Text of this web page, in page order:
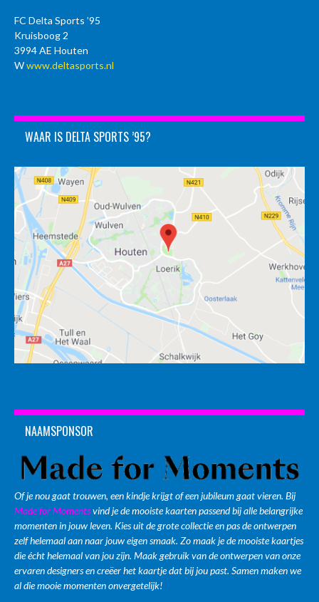
FC Delta Sports ’95
Kruisboog 2
3994 AE Houten
Wwww.deltasports.nl
WAAR IS DELTA SPORTS ’95?
NAAMSPONSOR
Of je nou gaat trouwen, een kindje krijgt of een jubileum gaat vieren. Bij
Made for Momentsvind je de mooiste kaarten passend bij alle belangrijke
momenten in jouw leven. Kies uit de grote collectie en pas de ontwerpen
zelf helemaal aan naar jouw eigen smaak. Zo maak je de mooiste kaartjes
die écht helemaal van jou zijn. Maak gebruik van de ontwerpen van onze
ervaren designers en creëer het kaartje dat bij jou past. Samen maken we
al die mooie momenten onvergetelijk!